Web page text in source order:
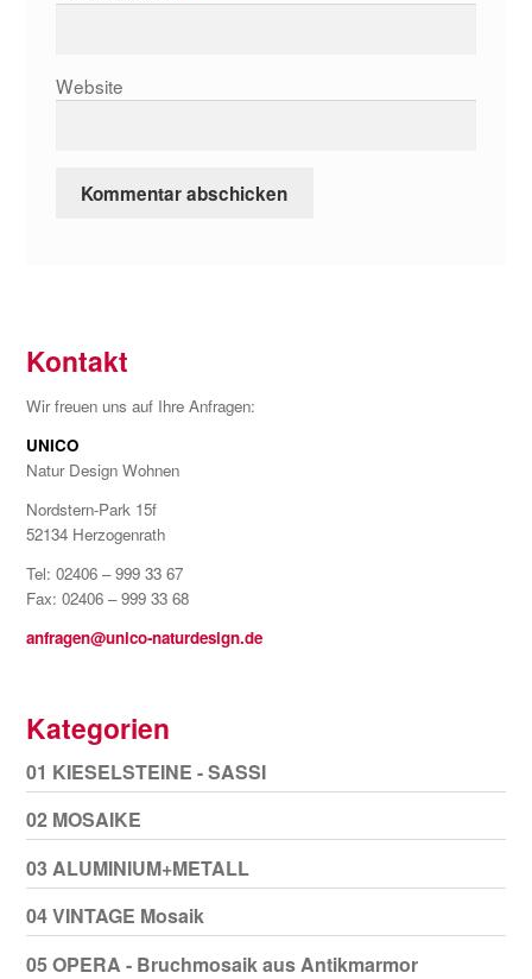
Website
Kontakt
Wir freuen uns auf Ihre Anfragen:
UNICO
Natur Design Wohnen
Nordstern-Park 15f
52134 Herzogenrath
Tel: 02406 – 999 33 67
Fax: 02406 – 999 33 68
anfragen@unico-naturdesign.de
Kategorien
01 KIESELSTEINE - SASSI
02 MOSAIKE
03 ALUMINIUM+METALL
04 VINTAGE Mosaik
05 OPERA - Bruchmosaik aus Antikmarmor